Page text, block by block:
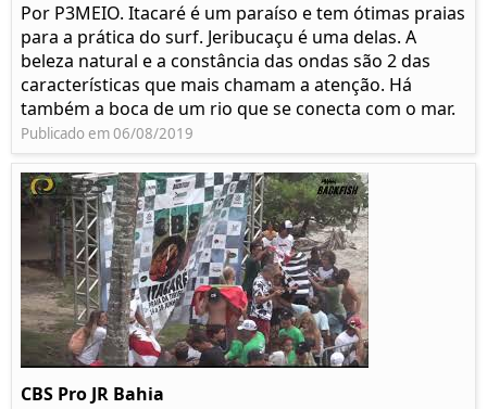
Por P3MEIO. Itacaré é um paraíso e tem ótimas praias
para a prática do surf. Jeribucaçu é uma delas. A
beleza natural e a constância das ondas são 2 das
características que mais chamam a atenção. Há
também a boca de um rio que se conecta com o mar.
Publicado em 06/08/2019
CBS Pro JR Bahia